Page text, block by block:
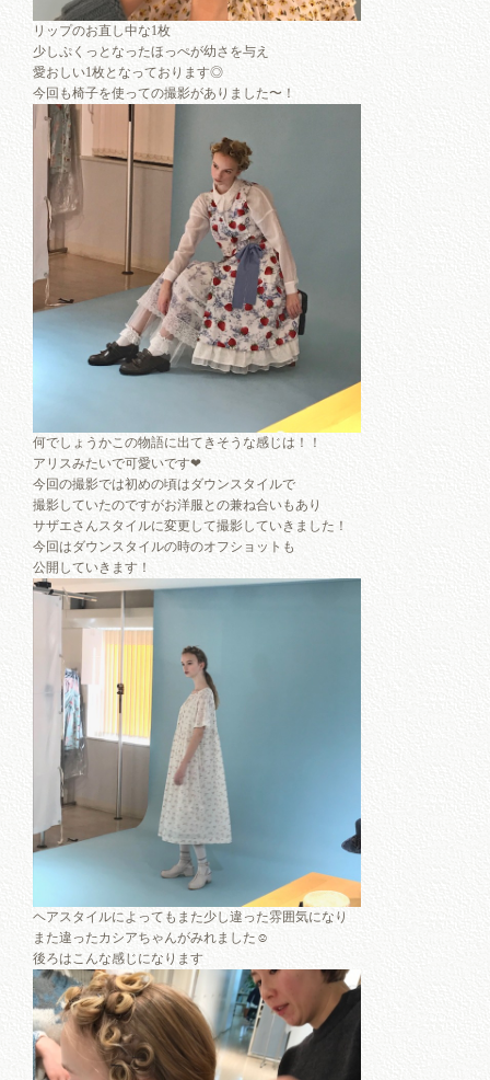
リップのお直し中な1枚
少しぷくっとなったほっぺが幼さを与え
愛おしい1枚となっております◎
今回も椅子を使っての撮影がありました〜！
何でしょうかこの物語に出てきそうな感じは！！
アリスみたいで可愛いです❤︎
今回の撮影では初めの頃はダウンスタイルで
撮影していたのですがお洋服との兼ね合いもあり
サザエさんスタイルに変更して撮影していきました！
今回はダウンスタイルの時のオフショットも
公開していきます！
ヘアスタイルによってもまた少し違った雰囲気になり
また違ったカシアちゃんがみれました☺︎
後ろはこんな感じになります